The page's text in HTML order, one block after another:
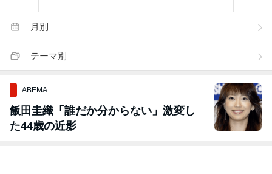
月別
テーマ別
ABEMA
飯田圭織「誰だか分からない」激変し
た44歳の近影